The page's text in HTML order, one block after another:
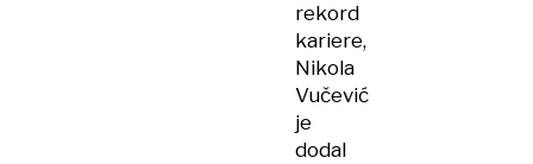
rekord
kariere,
Nikola
Vučević
je
dodal